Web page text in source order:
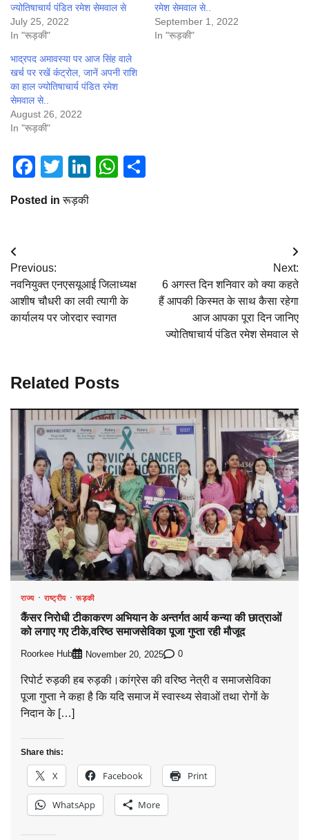
ज्योतिषाचार्य पंडित रमेश सेमवाल से
July 25, 2022
In "रूड़की"
रमेश सेमवाल से..
September 1, 2022
In "रूड़की"
भाद्रपद अमावस्या पर आज सिंह वाले
खर्च पर रखें कंंट्रोल, जानें अपनी राशि
का हाल ज्योतिषाचार्य पंडित रमेश
सेमवाल से..
August 26, 2022
In "रूड़की"
Facebook
TwitterLinkedIn
WhatsApp
Posted inरूड़की
Post
navigation
Previous:
नवनियुक्त एनएसयूआई जिलाध्यक्ष
आशीष चौधरी का लवी त्यागी के
कार्यालय पर जोरदार स्वागत
Next:
6 अगस्त दिन शनिवार को क्या कहते
हैं आपकी किस्मत के साथ कैसा रहेगा
आज आपका पूरा दिन जानिए
ज्योतिषाचार्य पंडित रमेश सेमवाल से
Related Posts
राज्य राष्ट्रीय रूड़की
कैंसर निरोधी टीकाकरण अभियान के अन्तर्गत आर्य कन्या की छात्राओं
को लगाए गए टीके,वरिष्ठ समाजसेविका पूजा गुप्ता रही मौजूद
Roorkee Hub November 20, 2025 0
रिपोर्ट रुड़की हब रुड़की।कांग्रेस की वरिष्ठ नेत्री व समाजसेविका
पूजा गुप्ता ने कहा है कि यदि समाज में स्वास्थ्य सेवाओं तथा रोगों के
निदान के […]
Share this:
X Facebook Print
WhatsApp More